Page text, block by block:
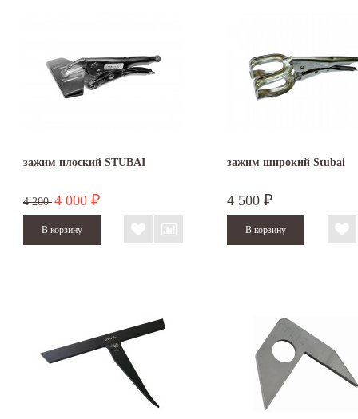
зажим плоский STUBAI
4 200 4 000 ₽
зажим широкий Stubai
4 500 ₽